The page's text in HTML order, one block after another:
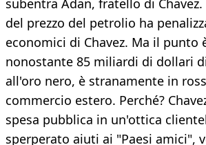
subentra Adan, fratello di
del prezzo del petrolio ha
economici di Chavez. Ma il punto
nonostante 85 miliardi di dollari
all'oro nero, è stranamente in
commercio estero. Perché?
spesa pubblica in un'ottica
sperperato aiuti ai "Paesi amici",